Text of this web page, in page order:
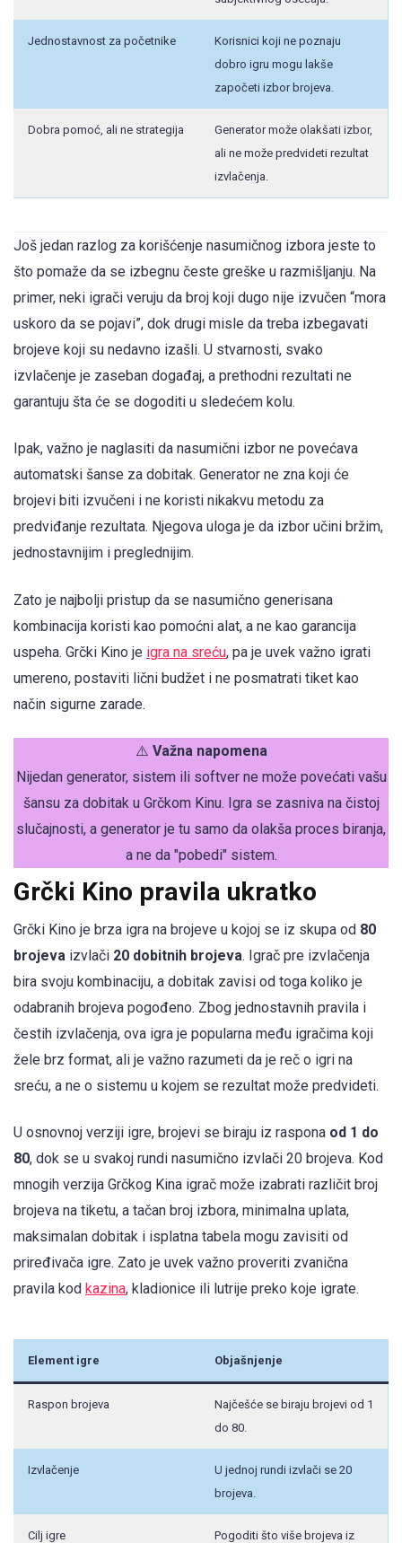
Jednostavnost za početnike
Korisnici koji ne poznaju
dobro igru mogu lakše
započeti izbor brojeva.
Dobra pomoć, ali ne strategija
Generator može olakšati izbor,
ali ne može predvideti rezultat
izvlačenja.
Još jedan razlog za korišćenje nasumičnog izbora jeste to
što pomaže da se izbegnu česte greške u razmišljanju. Na
primer, neki igrači veruju da broj koji dugo nije izvučen “mora
uskoro da se pojavi”, dok drugi misle da treba izbegavati
brojeve koji su nedavno izašli. U stvarnosti, svako
izvlačenje je zaseban događaj, a prethodni rezultati ne
garantuju šta će se dogoditi u sledećem kolu.
Ipak, važno je naglasiti da nasumični izbor ne povećava
automatski šanse za dobitak. Generator ne zna koji će
brojevi biti izvučeni i ne koristi nikakvu metodu za
predviđanje rezultata. Njegova uloga je da izbor učini bržim,
jednostavnijim i preglednijim.
Zato je najbolji pristup da se nasumično generisana
kombinacija koristi kao pomoćni alat, a ne kao garancija
uspeha. Grčki Kino je igra na sreću, pa je uvek važno igrati
umereno, postaviti lični budžet i ne posmatrati tiket kao
način sigurne zarade.
⚠️ Važna napomena
Nijedan generator, sistem ili softver ne može povećati vašu
šansu za dobitak u Grčkom Kinu. Igra se zasniva na čistoj
slučajnosti, a generator je tu samo da olakša proces biranja,
a ne da "pobedi" sistem.
Grčki Kino pravila ukratko
Grčki Kino je brza igra na brojeve u kojoj se iz skupa od 80
brojeva izvlači 20 dobitnih brojeva. Igrač pre izvlačenja
bira svoju kombinaciju, a dobitak zavisi od toga koliko je
odabranih brojeva pogođeno. Zbog jednostavnih pravila i
čestih izvlačenja, ova igra je popularna među igračima koji
žele brz format, ali je važno razumeti da je reč o igri na
sreću, a ne o sistemu u kojem se rezultat može predvideti.
U osnovnoj verziji igre, brojevi se biraju iz raspona od 1 do
80, dok se u svakoj rundi nasumično izvlači 20 brojeva. Kod
mnogih verzija Grčkog Kina igrač može izabrati različit broj
brojeva na tiketu, a tačan broj izbora, minimalna uplata,
maksimalan dobitak i isplatna tabela mogu zavisiti od
priređivača igre. Zato je uvek važno proveriti zvanična
pravila kod kazina, kladionice ili lutrije preko koje igrate.
Element igre Objašnjenje
Raspon brojeva
Najčešće se biraju brojevi od 1
do 80.
Izvlačenje
U jednoj rundi izvlači se 20
brojeva.
Cilj igre
Pogoditi što više brojeva iz